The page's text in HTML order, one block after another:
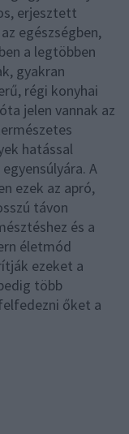
erjesztett
egészségben,
a legtöbben
gyakran
régi konyhai
jelen vannak az
hatással
A
ezek az apró,
távon
és a
életmód
ezeket a
több
őket a